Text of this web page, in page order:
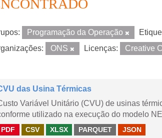
Programação da Operação
ONS Licenças: Creative
das Usina Térmicas
Variável Unitário (CVU) de usinas
utilizado na execução do modelo
PDF CSV XLSX PARQUET JSON